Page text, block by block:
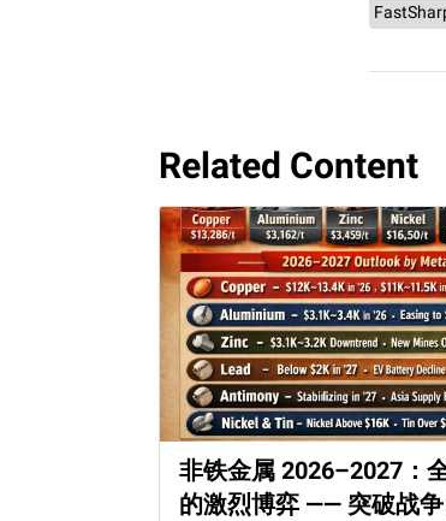
Related Content
非铁金属 2026–2027：
的激烈博弈 —— 突破战